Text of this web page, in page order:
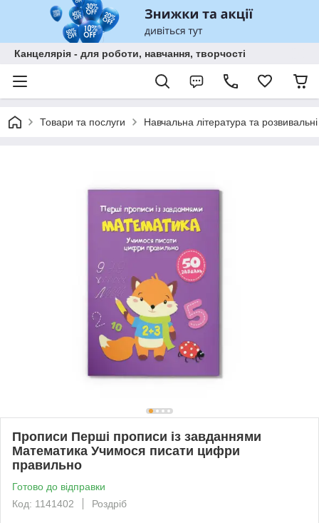
Канцелярія - для роботи, навчання, творчості
Товари та послуги Навчальна література та
Прописи Перші прописи із завданнями
Математика Учимося писати цифри
правильно
Готово до відправки
Код: 1141402
Роздріб